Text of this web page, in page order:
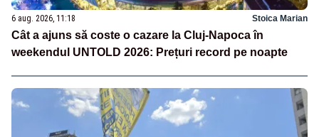
6 aug. 2026, 11:18 Stoica Marian
Cât a ajuns să coste o cazare la Cluj-Napoca în
weekendul UNTOLD 2026: Prețuri record pe noapte